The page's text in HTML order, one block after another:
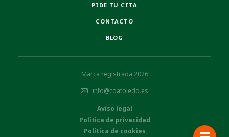
PIDE TU CITA
CONTACTO
BLOG
Marca registrada 2026
info@coatoledo.es
Aviso legal
Política de privacidad
Política de cookies